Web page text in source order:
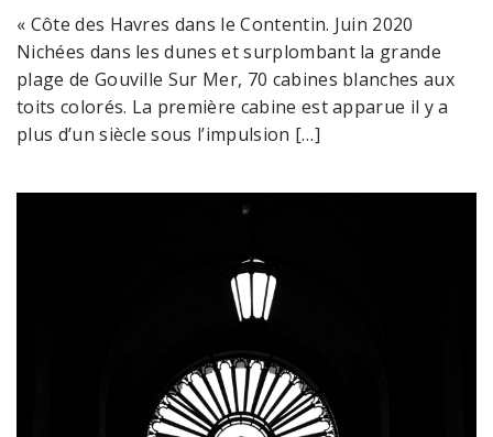
« Côte des Havres dans le Contentin. Juin 2020
Nichées dans les dunes et surplombant la grande
plage de Gouville Sur Mer, 70 cabines blanches aux
toits colorés. La première cabine est apparue il y a
plus d’un siècle sous l’impulsion […]